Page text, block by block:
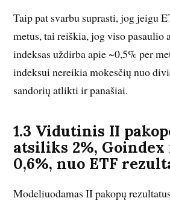
Taip pat svarbu suprasti, jog jeigu
metus, tai reiškia, jog viso pasaulio
indeksas uždirba apie ~0,5% per
indeksui nereikia mokesčių nuo
sandorių atlikti ir panašiai.
1.3 Vidutinis II
atsiliks 2%, Goindex
0,6%, nuo ETF
Modeliuodamas II pakopų